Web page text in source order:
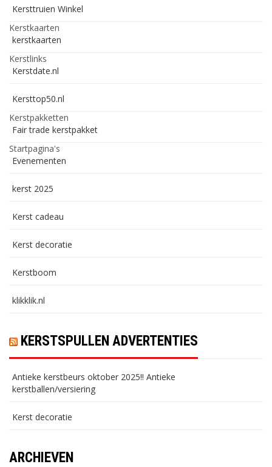
Kersttruien Winkel
Kerstkaarten
kerstkaarten
Kerstlinks
Kerstdate.nl
Kersttop50.nl
Kerstpakketten
Fair trade kerstpakket
Startpagina's
Evenementen
kerst 2025
Kerst cadeau
Kerst decoratie
Kerstboom
klikklik.nl
KERSTSPULLEN ADVERTENTIES
Antieke kerstbeurs oktober 2025!! Antieke
kerstballen/versiering
Kerst decoratie
ARCHIEVEN